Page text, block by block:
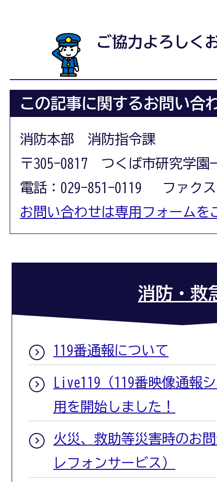
ご協力よろし
この記事に関するお問い合
消防本部 消防指令課
〒305-0817 つくば市研究学園
電話：029-851-0119 ファクス
お問い合わせは専用フォームを
消防・救
119番通報について
Live119（119番映像通報
用を開始しました！
火災、救助等災害時のお
レフォンサービス）